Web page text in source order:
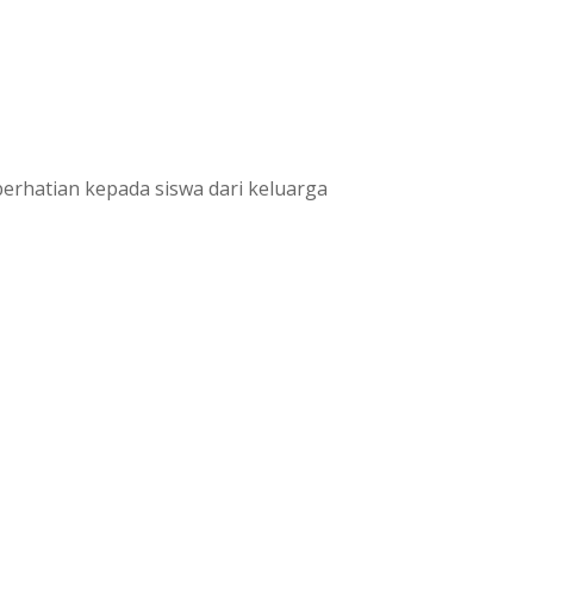
kepada siswa dari keluarga